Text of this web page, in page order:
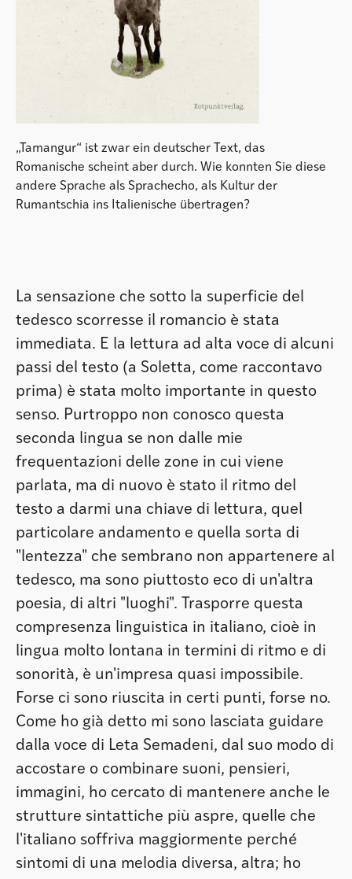
„Tamangur“ ist zwar ein deutscher Text, das
Romanische scheint aber durch. Wie konnten Sie diese
andere Sprache als Sprachecho, als Kultur der
Rumantschia ins Italienische übertragen?
La sensazione che sotto la superficie del
tedesco scorresse il romancio è stata
immediata. E la lettura ad alta voce di alcuni
passi del testo (a Soletta, come raccontavo
prima) è stata molto importante in questo
senso. Purtroppo non conosco questa
seconda lingua se non dalle mie
frequentazioni delle zone in cui viene
parlata, ma di nuovo è stato il ritmo del
testo a darmi una chiave di lettura, quel
particolare andamento e quella sorta di
"lentezza" che sembrano non appartenere al
tedesco, ma sono piuttosto eco di un'altra
poesia, di altri "luoghi". Trasporre questa
compresenza linguistica in italiano, cioè in
lingua molto lontana in termini di ritmo e di
sonorità, è un'impresa quasi impossibile.
Forse ci sono riuscita in certi punti, forse no.
Come ho già detto mi sono lasciata guidare
dalla voce di Leta Semadeni, dal suo modo di
accostare o combinare suoni, pensieri,
immagini, ho cercato di mantenere anche le
strutture sintattiche più aspre, quelle che
l'italiano soffriva maggiormente perché
sintomi di una melodia diversa, altra; ho